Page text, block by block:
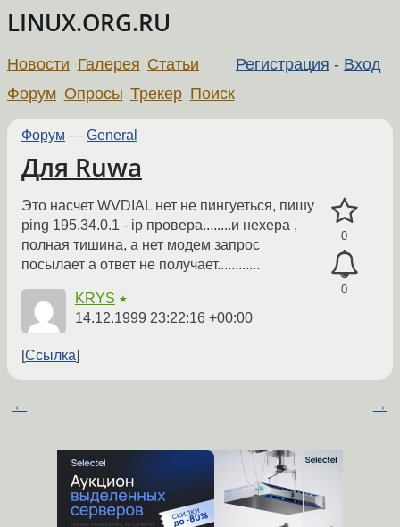
LINUX.ORG.RU
Регистрация - Вход
Новости Галерея Статьи
Форум Опросы Трекер Поиск
Форум — General
Для Ruwa
0
0
Это насчет WVDIAL нет не пингуеться, пишу
ping 195.34.0.1 - ip провера........и нехера ,
полная тишина, а нет модем запрос
посылает а ответ не получает............
KRYS ★
14.12.1999 23:22:16 +00:00
Ссылка
← →